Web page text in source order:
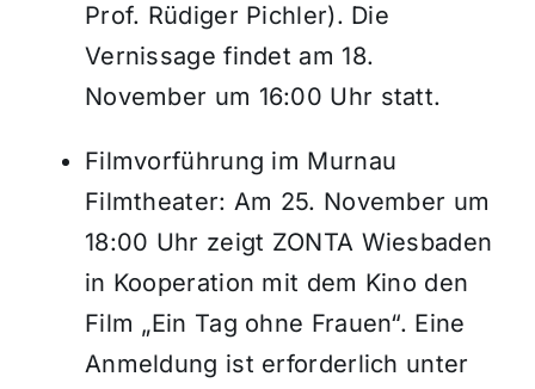
Prof. Rüdiger Pichler). Die
Vernissage findet am 18.
November um 16:00 Uhr statt.
Filmvorführung im Murnau
Filmtheater: Am 25. November um
18:00 Uhr zeigt ZONTA Wiesbaden
in Kooperation mit dem Kino den
Film „Ein Tag ohne Frauen“. Eine
Anmeldung ist erforderlich unter